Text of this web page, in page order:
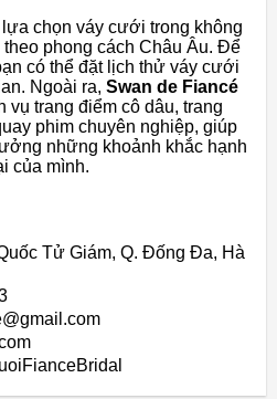
chọn váy cưới trong không
phong cách Châu Âu. Để
có thể đặt lịch thử váy cưới
Ngoài ra, Swan de Fiancé
vụ trang điểm cô dâu, trang
phim chuyên nghiệp, giúp
những khoảnh khắc hạnh
của mình.
Tử Giám, Q. Đống Đa, Hà